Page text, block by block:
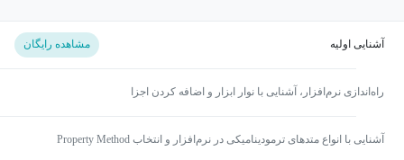
آشنایی اولیه مشاهده رایگان
راه‌اندازی نرم‌افزار، آشنایی با نوار ابزار و اضافه کردن اجزا
آشنایی با انواع متد‌های ترمودینامیکی در نرم‌افزار و انتخاب Property Method